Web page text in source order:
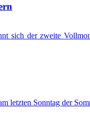
sich der zweite
letzten Sonntag der